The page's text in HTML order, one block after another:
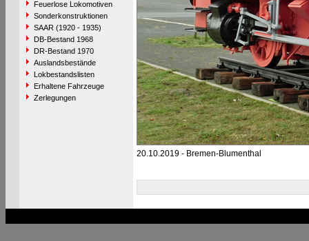
Feuerlose Lokomotiven
Sonderkonstruktionen
SAAR (1920 - 1935)
DB-Bestand 1968
DR-Bestand 1970
Auslandsbestände
Lokbestandslisten
Erhaltene Fahrzeuge
Zerlegungen
20.10.2019 - Bremen-Blumenthal